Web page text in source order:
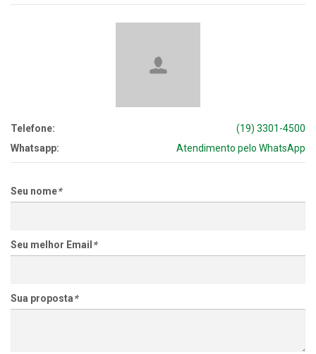
Telefone:
(19) 3301-4500
Whatsapp:
Atendimento pelo WhatsApp
Seu nome*
Seu melhor Email *
Sua proposta*